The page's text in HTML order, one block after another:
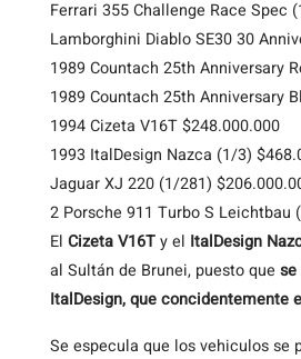
Ferrari 355 Challenge Race Spec
Lamborghini Diablo SE30 30
1989 Countach 25th Anniversary
1989 Countach 25th Anniversary
1994 Cizeta V16T $248.000.000
1993 ItalDesign Nazca (1/3)
Jaguar XJ 220 (1/281)
2 Porsche 911 Turbo S Leichtbau
El Cizeta V16Ty el ItalDesign
al Sultán de Brunei, puesto que se
ItalDesign, que concidentemente
Se especula que los vehiculos se